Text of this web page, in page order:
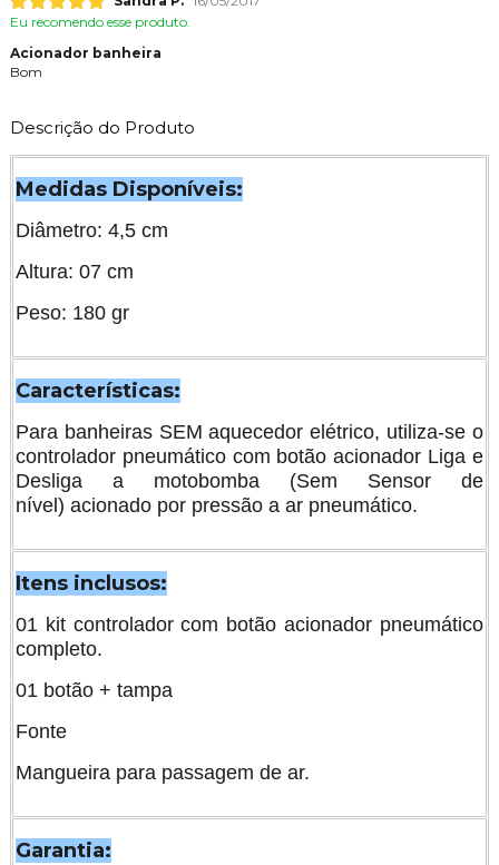
Eu recomendo esse produto.
Acionador banheira
Bom
Descrição do Produto
Medidas Disponíveis:
Diâmetro: 4,5 cm
Altura: 07 cm
Peso: 180 gr
Características:
Para banheiras SEM aquecedor elétrico, utiliza-se o
controlador pneumático com botão acionador Liga e
Desliga a motobomba (Sem Sensor de
nível) acionado por pressão a ar pneumático.
Itens inclusos:
01 kit controlador com botão acionador pneumático
completo.
01 botão + tampa
Fonte
Mangueira para passagem de ar.
Garantia: